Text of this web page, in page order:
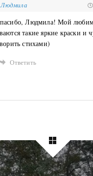
Людмила
Людмила! Мой
такие яркие краски и
стихами)
Ответить